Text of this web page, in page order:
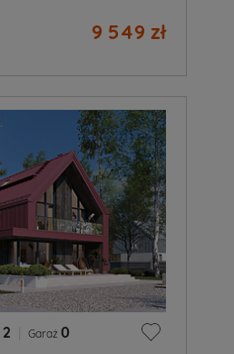
9 549 zł
2 Garaż 0